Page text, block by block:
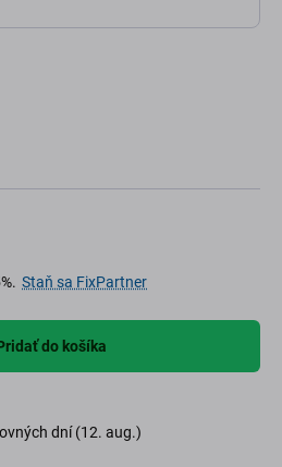
Staň sa FixPartner
do košíka
dní (12. aug.)